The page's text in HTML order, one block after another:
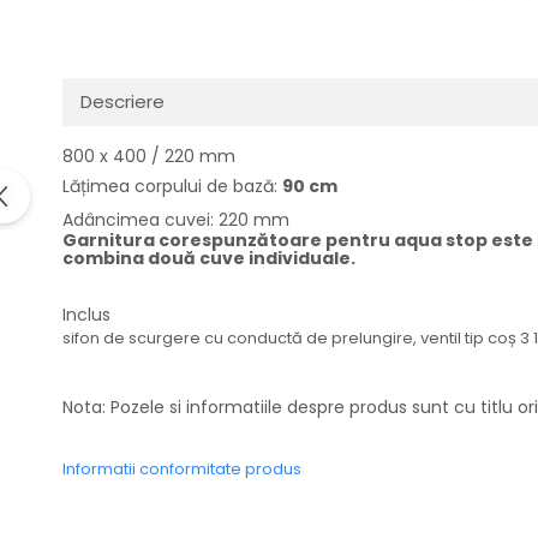
Inductie
Plite cu hota integrata
Descriere
800 x 400 / 220 mm
Lățimea corpului de bază: 90 cm
Adâncimea cuvei: 220 mm
Garnitura corespunzătoare pentru aqua stop
combina două cuve individuale.
Inclus
sifon de scurgere cu conductă de prelungire, ventil tip coș 3
Nota: Pozele si informatiile despre produs sunt cu titlu
Informatii conformitate produs